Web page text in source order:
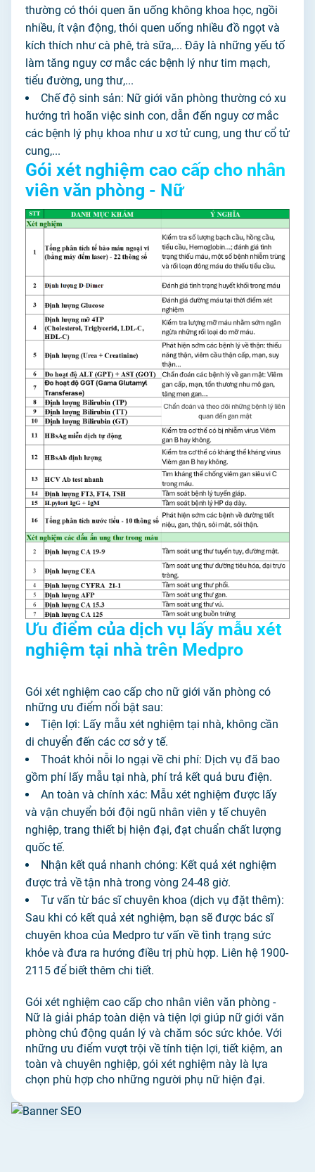
thường có thói quen ăn uống không khoa học, ngồi
nhiều, ít vận động, thói quen uống nhiều đồ ngọt và
kích thích như cà phê, trà sữa,... Đây là những yếu tố
làm tăng nguy cơ mắc các bệnh lý như tim mạch,
tiểu đường, ung thư,...
Chế độ sinh sản: Nữ giới văn phòng thường có xu
hướng trì hoãn việc sinh con, dẫn đến nguy cơ mắc
các bệnh lý phụ khoa như u xơ tử cung, ung thư cổ tử
cung,...
Gói xét nghiệm cao cấp cho nhân
viên văn phòng - Nữ
Ưu điểm của dịch vụ lấy mẫu xét
nghiệm tại nhà trên Medpro
Gói xét nghiệm cao cấp cho nữ giới văn phòng có
những ưu điểm nổi bật sau:
Tiện lợi: Lấy mẫu xét nghiệm tại nhà, không cần
di chuyển đến các cơ sở y tế.
Thoát khỏi nỗi lo ngại về chi phí: Dịch vụ đã bao
gồm phí lấy mẫu tại nhà, phí trả kết quả bưu điện.
An toàn và chính xác: Mẫu xét nghiệm được lấy
và vận chuyển bởi đội ngũ nhân viên y tế chuyên
nghiệp, trang thiết bị hiện đại, đạt chuẩn chất lượng
quốc tế.
Nhận kết quả nhanh chóng: Kết quả xét nghiệm
được trả về tận nhà trong vòng 24-48 giờ.
Tư vấn từ bác sĩ chuyên khoa (dịch vụ đặt thêm):
Sau khi có kết quả xét nghiệm, bạn sẽ được bác sĩ
chuyên khoa của Medpro tư vấn về tình trạng sức
khỏe và đưa ra hướng điều trị phù hợp. Liên hệ 1900-
2115 để biết thêm chi tiết.
Gói xét nghiệm cao cấp cho nhân viên văn phòng -
Nữ là giải pháp toàn diện và tiện lợi giúp nữ giới văn
phòng chủ động quản lý và chăm sóc sức khỏe. Với
những ưu điểm vượt trội về tính tiện lợi, tiết kiệm, an
toàn và chuyên nghiệp, gói xét nghiệm này là lựa
chọn phù hợp cho những người phụ nữ hiện đại.